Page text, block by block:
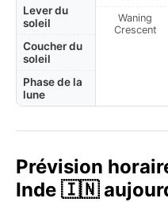
Lever du
soleil
Coucher du
soleil
Phase de la
lune
Waning
Crescent
Prévision
Inde 🇮🇳